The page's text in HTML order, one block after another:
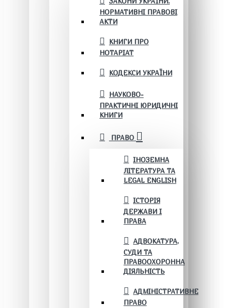
НОРМАТИВНІ ПРАВОВІ
АКТИ
КНИГИ ПРО
НОТАРІАТ
КОДЕКСИ УКРАЇНИ
НАУКОВО-
ПРАКТИЧНІ ЮРИДИЧНІ
КНИГИ
ПРАВО
ІНОЗЕМНА
ЛІТЕРАТУРА ТА
LEGAL ENGLISH
ІСТОРІЯ
ДЕРЖАВИ І
ПРАВА
АДВОКАТУРА,
СУДИ ТА
ПРАВООХОРОННА
ДІЯЛЬНІСТЬ
АДМІНІСТРАТИВНЕ
ПРАВО